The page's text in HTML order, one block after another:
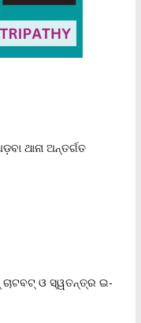
ଥାନା ଅନ୍ତର୍ଗତ
ଓ ସ୍ୱତନ୍ତ୍ର ଇ-